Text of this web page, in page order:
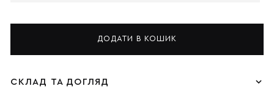
ДОДАТИ В КОШИК
СКЛАД ТА ДОГЛЯД